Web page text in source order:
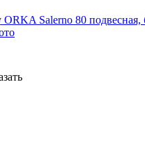
Salerno 80 подвесная,